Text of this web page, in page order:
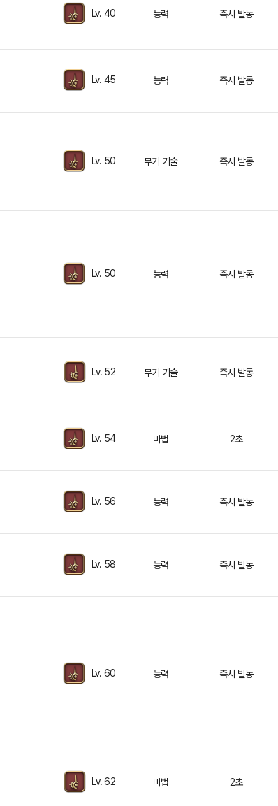
Lv. 40 능력 즉시 발동
Lv. 45 능력 즉시 발동
Lv. 50 무기 기술 즉시 발동
Lv. 50 능력 즉시 발동
Lv. 52 무기 기술 즉시 발동
Lv. 54 마법 2초
Lv. 56 능력 즉시 발동
Lv. 58 능력 즉시 발동
Lv. 60 능력 즉시 발동
Lv. 62 마법 2초